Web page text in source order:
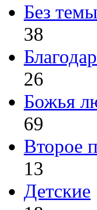
Без темы
38
26
Божья
69
Второе
13
Детские